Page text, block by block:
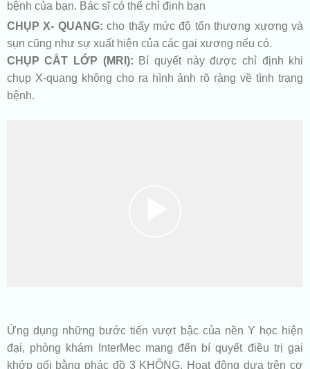
bệnh của bạn. Bác sĩ có thể chỉ định bạn
CHỤP X- QUANG: cho thấy mức độ tổn thương xương và
sụn cũng như sự xuất hiện của các gai xương nếu có.
CHỤP CẮT LỚP (MRI): Bí quyết này được chỉ định khi
chụp X-quang không cho ra hình ảnh rõ ràng về tình trạng
bệnh.
Ứng dụng những bước tiến vượt bậc của nền Y học hiện
đại, phòng khám InterMec mang đến bí quyết điều trị gai
khớp gối bằng phác đồ 3 KHÔNG. Hoạt động dựa trên cơ